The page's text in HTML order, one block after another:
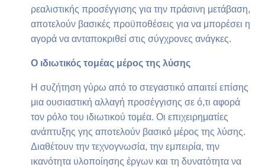
ρεαλιστικής προσέγγισης για την πράσινη μετάβαση,
αποτελούν βασικές προϋποθέσεις για να μπορέσει η
αγορά να ανταποκριθεί στις σύγχρονες ανάγκες.
Ο ιδιωτικός τομέας μέρος της λύσης
Η συζήτηση γύρω από το στεγαστικό απαιτεί επίσης
μια ουσιαστική αλλαγή προσέγγισης σε ό,τι αφορά
τον ρόλο του ιδιωτικού τομέα. Οι επιχειρηματίες
ανάπτυξης γης αποτελούν βασικό μέρος της λύσης.
Διαθέτουν την τεχνογνωσία, την εμπειρία, την
ικανότητα υλοποίησης έργων και τη δυνατότητα να